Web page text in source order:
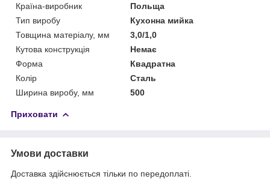
Країна-виробник
Польща
Тип виробу
Кухонна мийка
Товщина матеріалу, мм
3,0/1,0
Кутова конструкція
Немає
Форма
Квадратна
Колір
Сталь
Ширина виробу, мм
500
Приховати
Умови доставки
Доставка здійснюється тільки по передоплаті.